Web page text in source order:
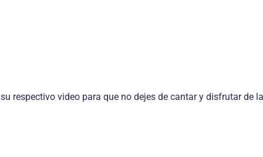
respectivo video para que no dejes de cantar y disfrutar de